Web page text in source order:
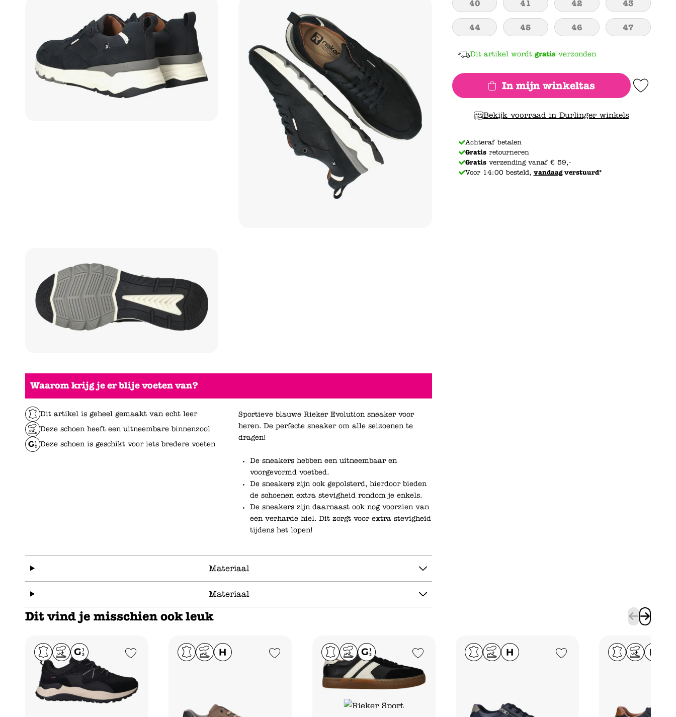
Waarom krijg je er blije voeten van?
Dit artikel is geheel gemaakt van echt leer
Deze schoen heeft een uitneembare binnenzool
Deze schoen is geschikt voor iets bredere voeten
Sportieve blauwe Rieker Evolution sneaker voor
heren. De perfecte sneaker om alle seizoenen te
dragen!
De sneakers hebben een uitneembaar en
voorgevormd voetbed.
De sneakers zijn ook gepolsterd, hierdoor bieden
de schoenen extra stevigheid rondom je enkels.
De sneakers zijn daarnaast ook nog voorzien van
een verharde hiel. Dit zorgt voor extra stevigheid
tijdens het lopen!
Materiaal
Materiaal
40 41 42 43
44 45 46 47
Dit artikel wordt gratisverzonden
In mijn winkeltas Add to Wishlist
Bekijk voorraad in Durlinger winkels
Achteraf betalen
Gratisretourneren
Gratisverzending vanaf € 59,-
Voor 14:00 besteld, vandaagverstuurd*
Dit vind je misschien ook leuk
Add to Wishlist Add to Wishlist Add to Wishlist Add to Wishlist